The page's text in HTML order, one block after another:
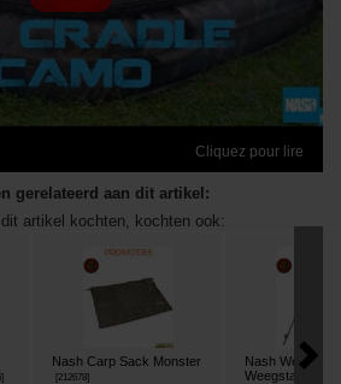
Cliquez pour lire
gerelateerd aan dit artikel:
artikel kochten, kochten ook:
]
Nash Carp Sack Monster
212678]
Nash Weigh
Weegstatief